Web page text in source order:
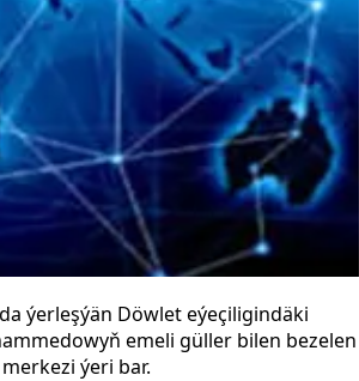
ýerleşýän Döwlet eýeçiligindäki
emeli güller bilen bezelen
ýeri bar.